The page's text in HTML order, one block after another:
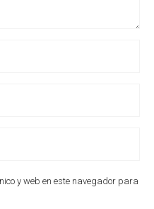
y web en este navegador para